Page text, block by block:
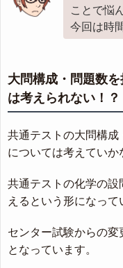
ことで悩
今回は時
大問構成・問題数
は考えられない！？
共通テストの大問構
については考えていか
共通テストの化学の
えるという形になって
センター試験からの変
となっています。